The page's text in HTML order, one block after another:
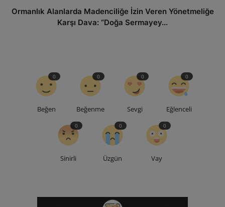
Ormanlık Alanlarda Madenciliğe İzin Veren Yönetmeliğe
Karşı Dava: “Doğa Sermayey...
Beğen
0
Beğenme
0
Sevgi
0
Eğlenceli
0
Sinirli
0
Üzgün
0
Vay
0